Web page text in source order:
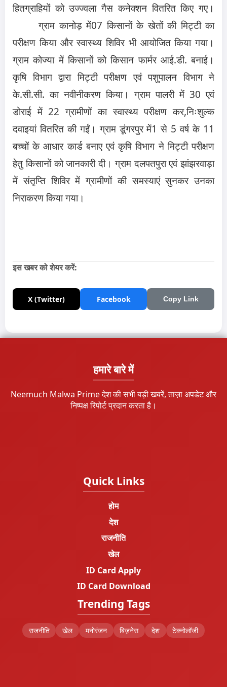
हितग्राहियों को उज्ज्वला गैस कनेक्शन वितरित किए गए।
ग्राम कानोड़ में07 किसानों के खेतों की मिट्टी का
परीक्षण किया और स्वास्थ्य शिविर भी आयोजित किया गया।
ग्राम कोज्या में किसानों को किसान फार्मर आई.डी. बनाई।
कृषि विभाग द्वारा मिट्टी परीक्षण एवं पशुपालन विभाग ने
के.सी.सी. का नवीनीकरण किया। ग्राम पालरी में 30एवं
डोराई में 22 ग्रामीणों का स्वास्थ्य परीक्षण कर,निःशुल्क
दवाइयां वितरित की गईं। ग्राम डूंगरपुर में1 से 5 वर्ष के 11
बच्चों के आधार कार्ड बनाए एवं कृषि विभाग ने मिट्टी परीक्षण
हेतु किसानों को जानकारी दी। ग्राम दलपतपुरा एवं झांझरवाड़ा
में संतृप्ति शिविर में ग्रामीणों की समस्‍याएं सुनकर उनका
निराकरण किया गया।
इस खबर को शेयर करें:
X (Twitter) Facebook Copy Link
हमारे बारे में
Neemuch Malwa Prime देश की सभी बड़ी खबरें, ताज़ा अपडेट और
निष्पक्ष रिपोर्ट प्रदान करता है।
Quick Links
होम
देश
राजनीति
खेल
ID Card Apply
ID Card Download
Trending Tags
राजनीति खेल मनोरंजन बिज़नेस देश टेक्नोलॉजी